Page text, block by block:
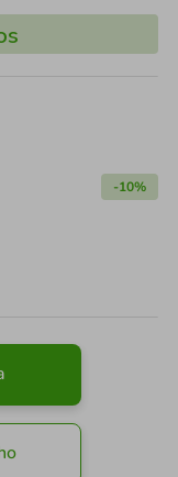
-10%